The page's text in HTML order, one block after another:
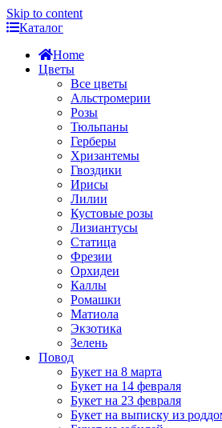
Skip to content
Каталог
Home
Цветы
Все цветы
Альстромерии
Розы
Тюльпаны
Герберы
Хризантемы
Гвоздики
Ирисы
Лилии
Кустовые розы
Лизиантусы
Статица
Фрезии
Орхидеи
Каллы
Ромашки
Матиола
Экзотика
Зелень
Повод
Букет на 8 марта
Букет на 14 февраля
Букет на 23 февраля
Букет на выписку из